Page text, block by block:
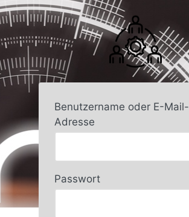
Anmelden
Benutzername oder E-Mail-
Adresse
Passwort